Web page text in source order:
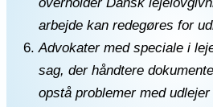
arbejde kan redegøres for
Advokater med speciale i
sag, der håndtere
opstå problemer med udlejer